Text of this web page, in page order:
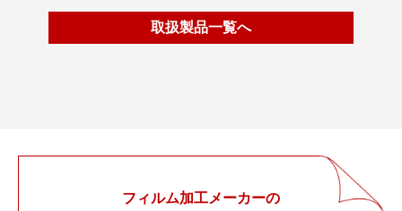
取扱製品一覧へ
フィルム加工メーカーの